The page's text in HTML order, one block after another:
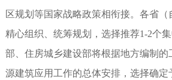
区规划等国家战略政策相衔接。各省
精心组织、统筹规划，选择推荐1-2个
部、住房城乡建设部将根据地方编制的
源建筑应用工作的总体安排，选择确定